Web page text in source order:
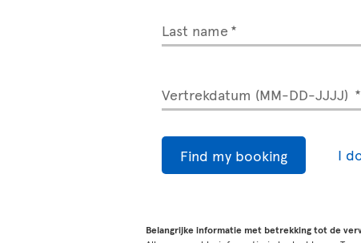
Last name
Vertrekdatum (MM-DD-JJJJ)
Find my booking I
Belangrijke informatie met betrekking tot de